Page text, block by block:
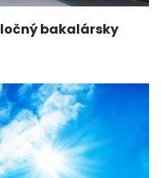
bakalársky